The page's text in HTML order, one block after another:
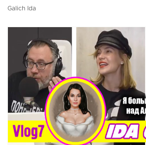
Galich Ida